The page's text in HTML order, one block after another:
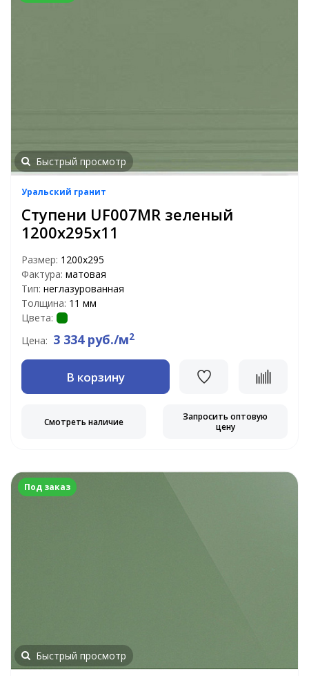
Быстрый просмотр
Уральский гранит
Ступени UF007MR зеленый
1200х295х11
Размер: 1200х295
Фактура: матовая
Тип: неглазурованная
Толщина: 11 мм
Цвета:
Цена: 3 334 руб./м2
В корзину
Смотреть наличие
Запросить оптовую
цену
Под заказ
Быстрый просмотр